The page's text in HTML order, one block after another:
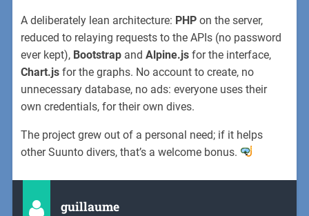
A deliberately lean architecture: PHP on the server,
reduced to relaying requests to the APIs (no password
ever kept), Bootstrap andAlpine.js for the interface,
Chart.js for the graphs. No account to create, no
unnecessary database, no ads: everyone uses their
own credentials, for their own dives.
The project grew out of a personal need; if it helps
other Suunto divers, that’s a welcome bonus.
guillaume